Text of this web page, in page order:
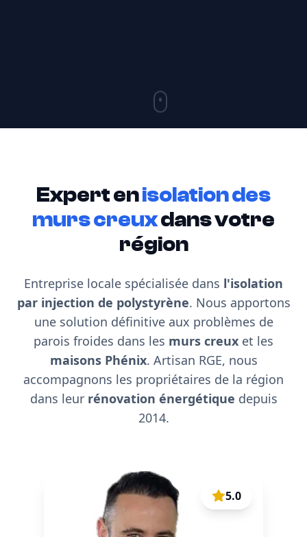
Expert enisolation des
murs creuxdans votre
région
Entreprise locale spécialisée dans l'isolation
par injection de polystyrène. Nous apportons
une solution définitive aux problèmes de
parois froides dans les murs creux et les
maisons Phénix. Artisan RGE, nous
accompagnons les propriétaires de la région
dans leurrénovation énergétique depuis
2014.
5.0